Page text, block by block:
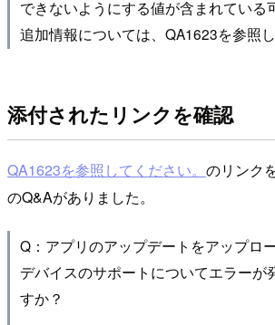
できないようにする値が含まれている
追加情報については、QA1623を参照し
添付されたリンクを確認
QA1623を参照してください。 のリンク
のQ&Aがありました。
Q：アプリのアップデートをアップロ
デバイスのサポートについてエラーが
すか？